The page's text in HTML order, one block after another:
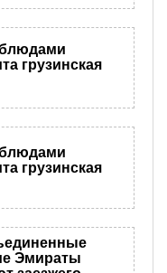
грузинская
грузинская
Эмираты